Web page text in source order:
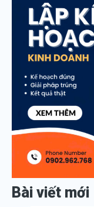
Bài viết mới